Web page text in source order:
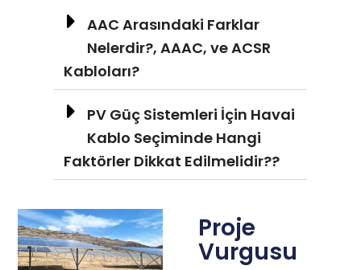
AAC Arasındaki Farklar
Nelerdir?, AAAC, ve ACSR
Kabloları?
PV Güç Sistemleri İçin Havai
Kablo Seçiminde Hangi
Faktörler Dikkat Edilmelidir??
Proje
Vurgusu